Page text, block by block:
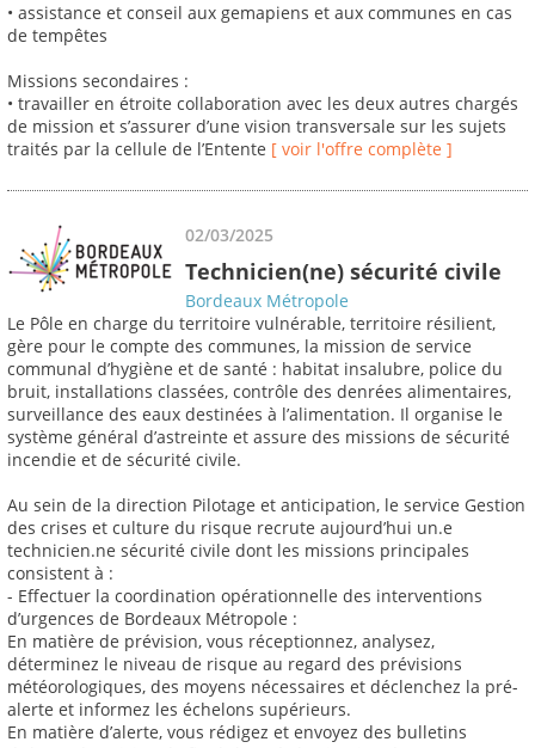
• assistance et conseil aux gemapiens et aux communes en cas
de tempêtes
Missions secondaires :
• travailler en étroite collaboration avec les deux autres chargés
de mission et s’assurer d’une vision transversale sur les sujets
traités par la cellule de l’Entente [ voir l'offre complète ]
02/03/2025
Technicien(ne) sécurité civile
Bordeaux Métropole
Le Pôle en charge du territoire vulnérable, territoire résilient,
gère pour le compte des communes, la mission de service
communal d’hygiène et de santé : habitat insalubre, police du
bruit, installations classées, contrôle des denrées alimentaires,
surveillance des eaux destinées à l’alimentation. Il organise le
système général d’astreinte et assure des missions de sécurité
incendie et de sécurité civile.
Au sein de la direction Pilotage et anticipation, le service Gestion
des crises et culture du risque recrute aujourd’hui un.e
technicien.ne sécurité civile dont les missions principales
consistent à :
- Effectuer la coordination opérationnelle des interventions
d’urgences de Bordeaux Métropole :
En matière de prévision, vous réceptionnez, analysez,
déterminez le niveau de risque au regard des prévisions
météorologiques, des moyens nécessaires et déclenchez la pré-
alerte et informez les échelons supérieurs.
En matière d’alerte, vous rédigez et envoyez des bulletins